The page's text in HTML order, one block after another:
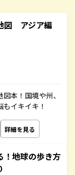
図 アジア編
本！国境や州、
イキイキ！
詳細を見る
！地球の歩き方